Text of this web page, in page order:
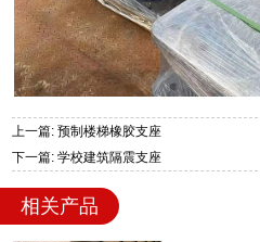
上一篇: 预制楼梯橡胶支座
下一篇: 学校建筑隔震支座
相关产品